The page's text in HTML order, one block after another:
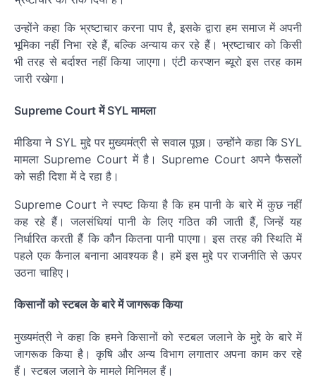
उन्होंने कहा कि भ्रष्टाचार करना पाप है, इसके द्वारा हम समाज में अपनी
भूमिका नहीं निभा रहे हैं, बल्कि अन्याय कर रहे हैं। भ्रष्टाचार को किसी
भी तरह से बर्दाश्त नहीं किया जाएगा। एंटी करप्शन ब्यूरो इस तरह काम
जारी रखेगा।
Supreme Court में SYL मामला
मीडिया ने SYL मुद्दे पर मुख्यमंत्री से सवाल पूछा। उन्होंने कहा कि SYL
मामला Supreme Court में है। Supreme Court अपने फैसलों
को सही दिशा में दे रहा है।
Supreme Court ने स्पष्ट किया है कि हम पानी के बारे में कुछ नहीं
कह रहे हैं। जलसंधियां पानी के लिए गठित की जाती हैं, जिन्हें यह
निर्धारित करती हैं कि कौन कितना पानी पाएगा। इस तरह की स्थिति में
पहले एक कैनाल बनाना आवश्यक है। हमें इस मुद्दे पर राजनीति से ऊपर
उठना चाहिए।
किसानों को स्टबल के बारे में जागरूक किया
मुख्यमंत्री ने कहा कि हमने किसानों को स्टबल जलाने के मुद्दे के बारे में
जागरूक किया है। कृषि और अन्य विभाग लगातार अपना काम कर रहे
हैं। स्टबल जलाने के मामले मिनिमल हैं।